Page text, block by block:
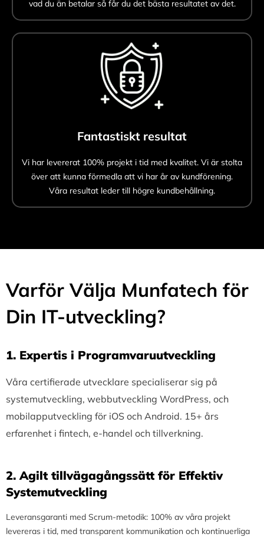
vad du än betalar så får du det bästa resultatet av det.
Fantastiskt resultat
Vi har levererat 100% projekt i tid med kvalitet. Vi är stolta
över att kunna förmedla att vi har år av kundförening.
Våra resultat leder till högre kundbehållning.
Varför Välja Munfatech för
Din IT-utveckling?
1.⁠ ⁠Expertis i Programvaruutveckling
Våra certifierade utvecklare specialiserar sig på
systemutveckling, webbutveckling WordPress, och
mobilapputveckling för iOS och Android. 15+ års
erfarenhet i fintech, e-handel och tillverkning.
2.⁠ ⁠Agilt tillvägagångssätt för Effektiv
Systemutveckling
Leveransgaranti med Scrum-metodik: 100% av våra projekt
levereras i tid, med transparent kommunikation och kontinuerliga